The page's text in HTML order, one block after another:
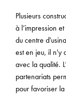
Plusieurs
à l’impression
du centre
est en jeu, il n'y
avec la qualité.
partenariats
pour favoriser